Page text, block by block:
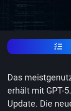
Das
erhält mit GPT-
Update. Die